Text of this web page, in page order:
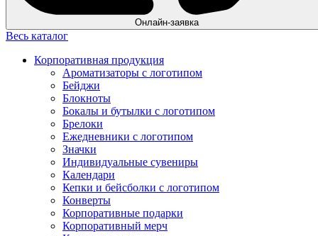
Онлайн-заявка
Весь каталог
Корпоративная продукция
Ароматизаторы с логотипом
Бейджи
Блокноты
Бокалы и бутылки с логотипом
Брелоки
Ежедневники с логотипом
Значки
Индивидуальные сувениры
Календари
Кепки и бейсболки с логотипом
Конверты
Корпоративные подарки
Корпоративный мерч